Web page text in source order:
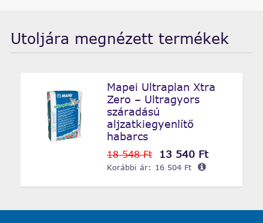
Utoljára megnézett termékek
Mapei Ultraplan Xtra
Zero – Ultragyors
száradású
aljzatkiegyenlítő
habarcs
18 548 Ft 13 540 Ft
Korábbi ár: 16 504 Ft